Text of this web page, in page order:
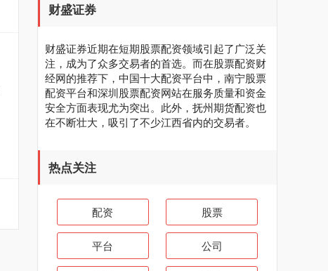
财盛证券
财盛证券近期在短期股票配资领域引起了广泛关
注，成为了众多交易者的首选。而在股票配资财
经网的推荐下，中国十大配资平台中，南宁股票
配资平台和深圳股票配资网站在服务质量和资金
安全方面表现尤为突出。此外，抚州期货配资也
在不断壮大，吸引了不少江西省内的交易者。
热点关注
配资 股票
平台 公司